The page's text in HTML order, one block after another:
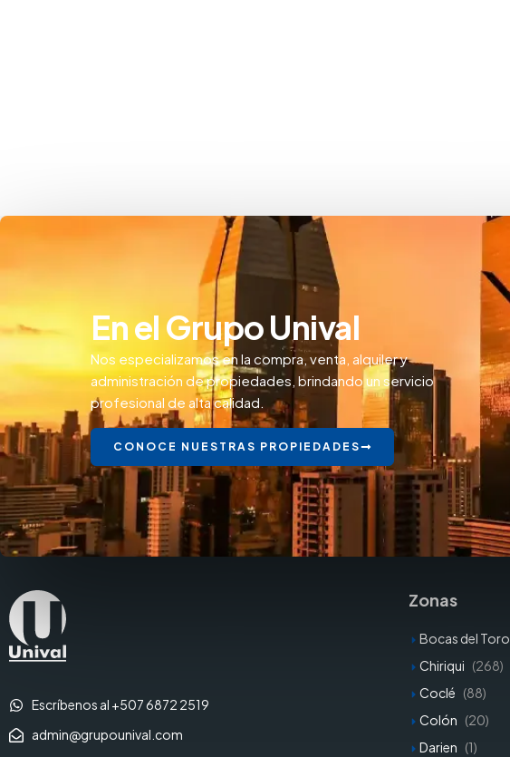
En el Grupo Unival
Nos especializamos en la compra, venta, alquiler y
administración de propiedades, brindando un servicio
profesional de alta calidad.
CONOCE NUESTRAS PROPIEDADES
Escríbenos al +507 6872 2519
admin@grupounival.com
Zonas
Bocas del Toro
Chiriqui (268)
Coclé (88)
Colón (20)
Darien (1)